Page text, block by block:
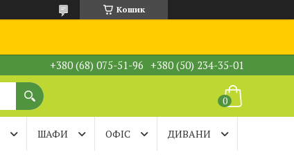
Кошик
+380 (68) 075-51-96 +380 (50) 234-35-01
ШАФИ ОФІС ДИВАНИ